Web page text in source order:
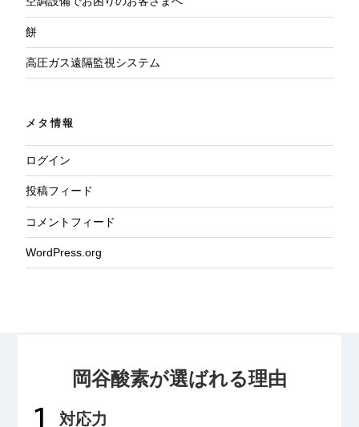
餅
高圧ガス遠隔監視システム
メタ情報
ログイン
投稿フィード
コメントフィード
WordPress.org
岡谷酸素が選ばれる理由
対応力